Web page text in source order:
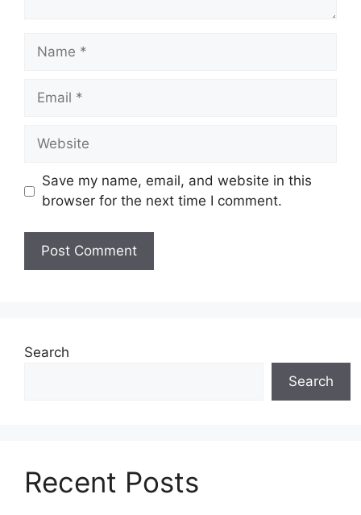
Name
Email
Website
Save my name, email, and website in this
browser for the next time I comment.
Search
Search
Recent Posts